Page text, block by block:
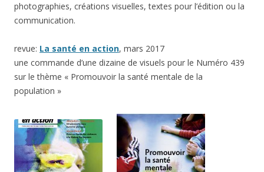
photographies, créations visuelles, textes pour l’édition ou la
communication.
revue: La santé en action, mars 2017
une commande d’une dizaine de visuels pour le Numéro 439
sur le thème « Promouvoir la santé mentale de la
population »